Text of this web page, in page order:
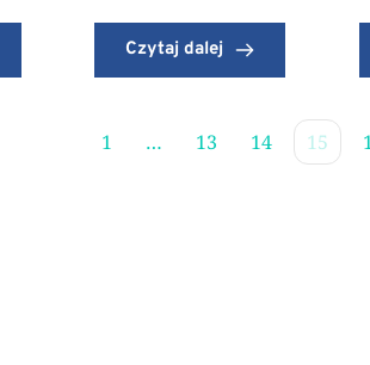
Czytaj dalej
1 … 13 14 15